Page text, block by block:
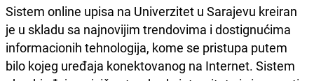
Sistem online upisa na Univerzitet u Sarajevu kreiran
je u skladu sa najnovijim trendovima i dostignućima
informacionih tehnologija, kome se pristupa putem
bilo kojeg uređaja konektovanog na Internet. Sistem